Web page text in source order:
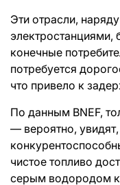
Эти отрасли,
конечные
потребуется
что привело к
По данным BNEF,
— вероятно,
чистое топливо
серым водородом